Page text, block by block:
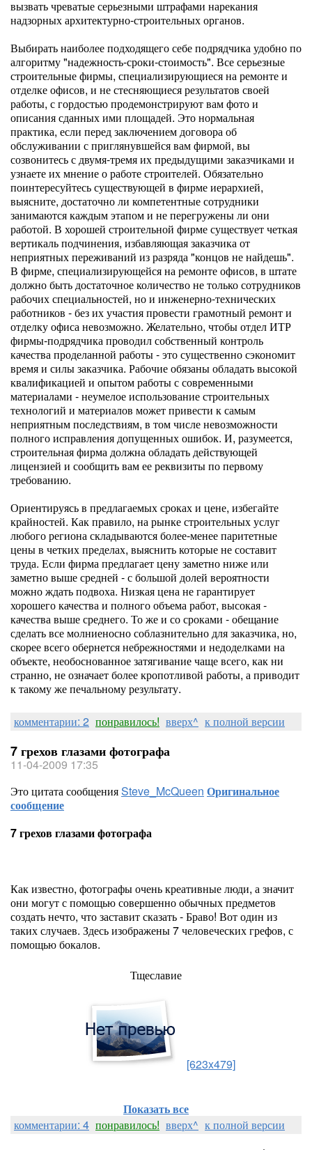
вызвать чреватые серьезными штрафами нарекания
надзорных архитектурно-строительных органов.
Выбирать наиболее подходящего себе подрядчика удобно по
алгоритму "надежность-сроки-стоимость". Все серьезные
строительные фирмы, специализирующиеся на ремонте и
отделке офисов, и не стесняющиеся результатов своей
работы, с гордостью продемонстрируют вам фото и
описания сданных ими площадей. Это нормальная
практика, если перед заключением договора об
обслуживании с приглянувшейся вам фирмой, вы
созвонитесь с двумя-тремя их предыдущими заказчиками и
узнаете их мнение о работе строителей. Обязательно
поинтересуйтесь существующей в фирме иерархией,
выясните, достаточно ли компетентные сотрудники
занимаются каждым этапом и не перегружены ли они
работой. В хорошей строительной фирме существует четкая
вертикаль подчинения, избавляющая заказчика от
неприятных переживаний из разряда "концов не найдешь".
В фирме, специализирующейся на ремонте офисов, в штате
должно быть достаточное количество не только сотрудников
рабочих специальностей, но и инженерно-технических
работников - без их участия провести грамотный ремонт и
отделку офиса невозможно. Желательно, чтобы отдел ИТР
фирмы-подрядчика проводил собственный контроль
качества проделанной работы - это существенно сэкономит
время и силы заказчика. Рабочие обязаны обладать высокой
квалификацией и опытом работы с современными
материалами - неумелое использование строительных
технологий и материалов может привести к самым
неприятным последствиям, в том числе невозможности
полного исправления допущенных ошибок. И, разумеется,
строительная фирма должна обладать действующей
лицензией и сообщить вам ее реквизиты по первому
требованию.
Ориентируясь в предлагаемых сроках и цене, избегайте
крайностей. Как правило, на рынке строительных услуг
любого региона складываются более-менее паритетные
цены в четких пределах, выяснить которые не составит
труда. Если фирма предлагает цену заметно ниже или
заметно выше средней - с большой долей вероятности
можно ждать подвоха. Низкая цена не гарантирует
хорошего качества и полного объема работ, высокая -
качества выше среднего. То же и со сроками - обещание
сделать все молниеносно соблазнительно для заказчика, но,
скорее всего обернется небрежностями и недоделками на
объекте, необоснованное затягивание чаще всего, как ни
странно, не означает более кропотливой работы, а приводит
к такому же печальному результату.
комментарии: 2 понравилось! вверх^ к полной версии
7 грехов глазами фотографа
11-04-2009 17:35
Это цитата сообщенияSteve_McQueen Оригинальное
сообщение
7 грехов глазами фотографа
Как известно, фотографы очень креативные люди, а значит
они могут с помощью совершенно обычных предметов
создать нечто, что заставит сказать - Браво! Вот один из
таких случаев. Здесь изображены 7 человеческих грефов, с
помощью бокалов.
Тщеславие
[623x479]
Показать все
комментарии: 4 понравилось! вверх^ к полной версии